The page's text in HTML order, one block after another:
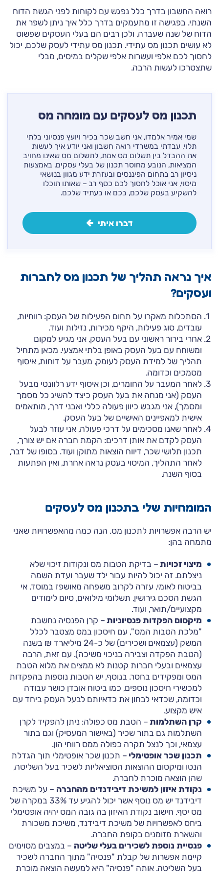
רואה החשבון בדרך כלל נפגש עם לקוחות לפני הגשת הדוח
השנתי. בפגישה זו מתעמקים בדרך כלל איך ניתן לשפר את
הדוח של שנה שעברה, ולכן רבים הם בעלי העסקים שפשוט
לא עושים תכנון מס עתידי. תכנון מס עתידי לעסק שלכם, יכול
לחסוך לכם אלפי ועשרות אלפי שקלים במיסים, מבלי
שתצטרכו לעשות הרבה.
תכנון מס לעסקים עם מומחה מס
שמי אמיר אלמדו, אני חשב שכר בכיר ויועץ פנסיוני בלתי
תלוי, עבדתי במשרדי רואה חשבון ואני יודע איך לעשות
את ההבדל בין תשלום מס אמת, לתשלום מס שאינו מחויב
המציאות, הנובע מחוסר תכנון של בעלי עסקים. באמצעות
ניסיון רב בתחום הפיננסים ובעזרת ידע מגוון בנושאי
מיסוי, אני אוכל לחסוך לכם כסף רב – שאותו תוכלו
להשקיע בעסק שלכם, בכם או בעתיד שלכם.
דברו איתי
איך נראה תהליך של תכנון מס לחברות
ועסקים?
הסתכלות מאקרו על תחום הפעילות של העסק: רווחיות,
עובדים, סוג פעילות, היקף מכירות, נזילות ועוד.
אחרי בירור ראשוני עם בעל העסק, אני מגיע למקום
ומשוחח עם בעל העסק באופן בלתי אמצעי. מכאן מתחיל
תהליך של למידת העסק לעומק, מעבר על דוחות, איסוף
מסמכים וכדומה.
לאחר המעבר על החומרים, וכן איסוף ידע רלוונטי מבעל
העסק (אני מנחה את בעל העסק כיצד להשיג כל מסמך
ומסמך), אני מגבש כיוון פעולה כללי ואבני דרך, מותאמים
אישית למאפיינים האישיים של בעל העסק.
לאחר שאנו מסכימים על דרכי פעולה, אני עוזר לבעל
העסק לקדם את אותן דרכים: הקמת חברה אם יש צורך,
תכנון תלושי שכר, דיווח הוצאות מתוקן ועוד. בסופו של דבר,
לאחר התהליך, המיסוי בעסק נראה אחרת, ואין הפתעות
בסוף השנה.
המומחיות שלי בתכנון מס לעסקים
יש הרבה אפשרויות לתכנון מס. הנה כמה מהאפשרויות שאני
מתמחה בהן:
מיצוי זכויות – בדיקת הטבות מס ונקודות זיכוי שלא
ניצלתם. זה יכול להיות עבור ילד שעבר ועדת השמה
בביטוח לאומי, עזרה לקרוב משפחה מאושפז במוסד, אי
הגשת הסכם גירושין, תשלומי מילואים, סיום לימודים
מקצועיים/תואר, ועוד.
מיקסום הפקדות פנסיוניות – קרן הפנסיה נחשבת
"מלכת הטבות המס", עם חיסכון במס מצטבר לכלל
המשק (עצמאים ושכירים) של כ-24 מיליארד ₪ בשנה
(הטבת הפקדה וצבירה בניכוי משיכה). עם זאת, הרבה
עצמאים ובעלי חברות קטנות לא ממצים את מלוא הטבת
המס ומפקידים בחסר. בנוסף, יש הטבות נוספות בהפקדות
למכשירי חיסכון נוספים, כמו ביטוח אובדן כושר עבודה
וכדומה, שכדאי לבחון את כדאיותם לבעל העסק ביחד עם
איש מקצוע.
קרן השתלמות – הטבת מס כפולה: ניתן להפקיד לקרן
השתלמות גם בתור שכיר (באישור המעסיק) וגם בתור
עצמאי, וכך לנצל תקרה כפולה ממס רווחי הון.
תכנון שכר אופטימלי – תכנון שכר אופטימלי תוך הגדלת
הנטו ומיקסום ההוצאות הסוציאליות לשכיר בעל השליטה,
שהן הוצאה מוכרת לחברה.
נקודת איזון למשיכת דיבידנדים מהחברה – על משיכת
דיבידנד יש מס נוסף אשר יכול להגיע עד 33% במקרה של
מס יסף. חישוב נקודת האיזון בה גובה המס יהיה אופטימלי
ביחס לאפשרויות של משיכת דיבידנד, משיכת משכורת
והשארת מזומנים בקופת החברה.
פנסיית נוספת לשכירים בעלי שליטה – במצבים מסוימים
קיימת אפשרות של קבלת "פנסיה" מתוך החברה לשכיר
בעל השליטה. אותה "פנסיה" היא למעשה הוצאה מוכרת